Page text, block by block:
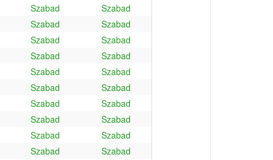
Szabad
Szabad
Szabad
Szabad
Szabad
Szabad
Szabad
Szabad
Szabad
Szabad
Szabad
Szabad
Szabad
Szabad
Szabad
Szabad
Szabad
Szabad
Szabad
Szabad